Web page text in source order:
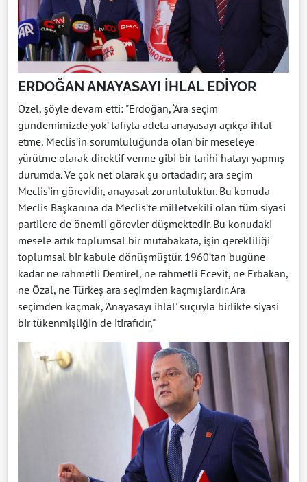
ERDOĞAN ANAYASAYI İHLAL EDİYOR
Özel, şöyle devam etti: "Erdoğan, ‘Ara seçim
gündemimizde yok’ lafıyla adeta anayasayı açıkça ihlal
etme, Meclis’in sorumluluğunda olan bir meseleye
yürütme olarak direktif verme gibi bir tarihi hatayı yapmış
durumda. Ve çok net olarak şu ortadadır; ara seçim
Meclis’in görevidir, anayasal zorunluluktur. Bu konuda
Meclis Başkanına da Meclis’te milletvekili olan tüm siyasi
partilere de önemli görevler düşmektedir. Bu konudaki
mesele artık toplumsal bir mutabakata, işin gerekliliği
toplumsal bir kabule dönüşmüştür. 1960’tan bugüne
kadar ne rahmetli Demirel, ne rahmetli Ecevit, ne Erbakan,
ne Özal, ne Türkeş ara seçimden kaçmışlardır. Ara
seçimden kaçmak, 'Anayasayı ihlal' suçuyla birlikte siyasi
bir tükenmişliğin de itirafıdır,"